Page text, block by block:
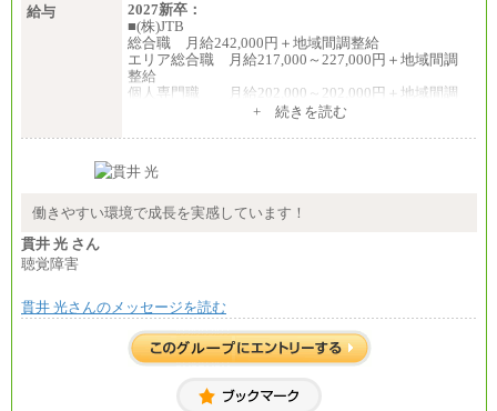
給与
2027新卒：
■(株)JTB
総合職 月給242,000円＋地域間調整給
エリア総合職 月給217,000～227,000円＋地域間調
整給
個人専門職 月給202,000～202,000円＋地域間調
総合職 月給208,000～235,000円
※詳細はJTBキャリアサイトよりご確認ください。
総合職 月給220,000～230,000円＋地域間調整給
整給
※詳細はJTBキャリアサイトよりご確認ください。
■(株)JTBコミュニケーションデザイン
+ 続きを読む
働きやすい環境で成長を実感しています！
貫井 光 さん
聴覚障害
貫井 光さんのメッセージを読む